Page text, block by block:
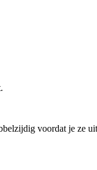
voordat je ze